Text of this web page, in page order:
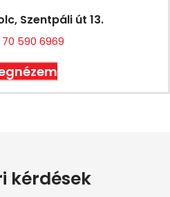
Szentpáli út 13.
590 6969
kérdések